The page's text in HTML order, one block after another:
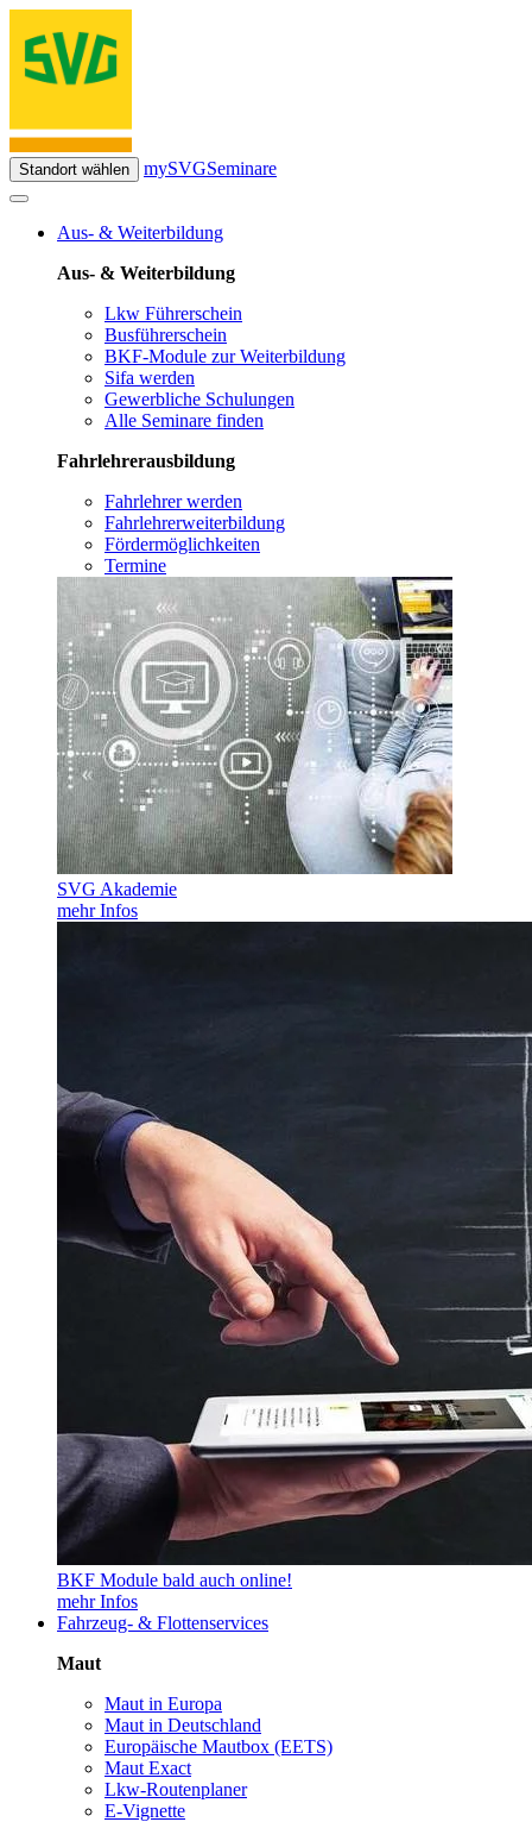
Standort wählen mySVGSeminare
Aus- & Weiterbildung
Aus- & Weiterbildung
Lkw Führerschein
Busführerschein
BKF-Module zur Weiterbildung
Sifa werden
Gewerbliche Schulungen
Alle Seminare finden
Fahrlehrerausbildung
Fahrlehrer werden
Fahrlehrerweiterbildung
Fördermöglichkeiten
Termine
SVG Akademie
mehr Infos
BKF Module bald auch online!
mehr Infos
Fahrzeug- & Flottenservices
Maut
Maut in Europa
Maut in Deutschland
Europäische Mautbox (EETS)
Maut Exact
Lkw-Routenplaner
E-Vignette